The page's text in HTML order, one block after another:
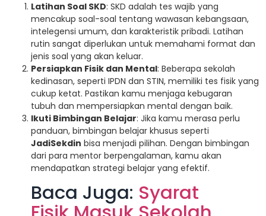
Latihan Soal SKD: SKD adalah tes wajib yang
mencakup soal-soal tentang wawasan kebangsaan,
intelegensi umum, dan karakteristik pribadi. Latihan
rutin sangat diperlukan untuk memahami format dan
jenis soal yang akan keluar.
Persiapkan Fisik dan Mental: Beberapa sekolah
kedinasan, seperti IPDN dan STIN, memiliki tes fisik yang
cukup ketat. Pastikan kamu menjaga kebugaran
tubuh dan mempersiapkan mental dengan baik.
Ikuti Bimbingan Belajar: Jika kamu merasa perlu
panduan, bimbingan belajar khusus seperti
JadiSekdin bisa menjadi pilihan. Dengan bimbingan
dari para mentor berpengalaman, kamu akan
mendapatkan strategi belajar yang efektif.
Baca Juga: Syarat